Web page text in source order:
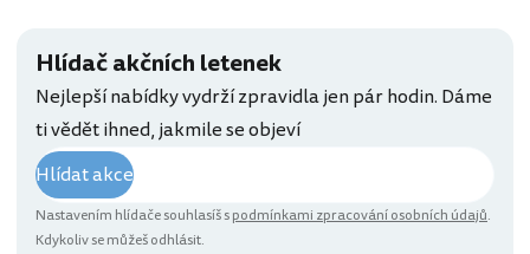
Hlídač akčních letenek
Nejlepší nabídky vydrží zpravidla jen pár hodin. Dáme
ti vědět ihned, jakmile se objeví
Hlídat akce
Nastavením hlídače souhlasíš spodmínkami zpracování osobních údajů.
Kdykoliv se můžeš odhlásit.